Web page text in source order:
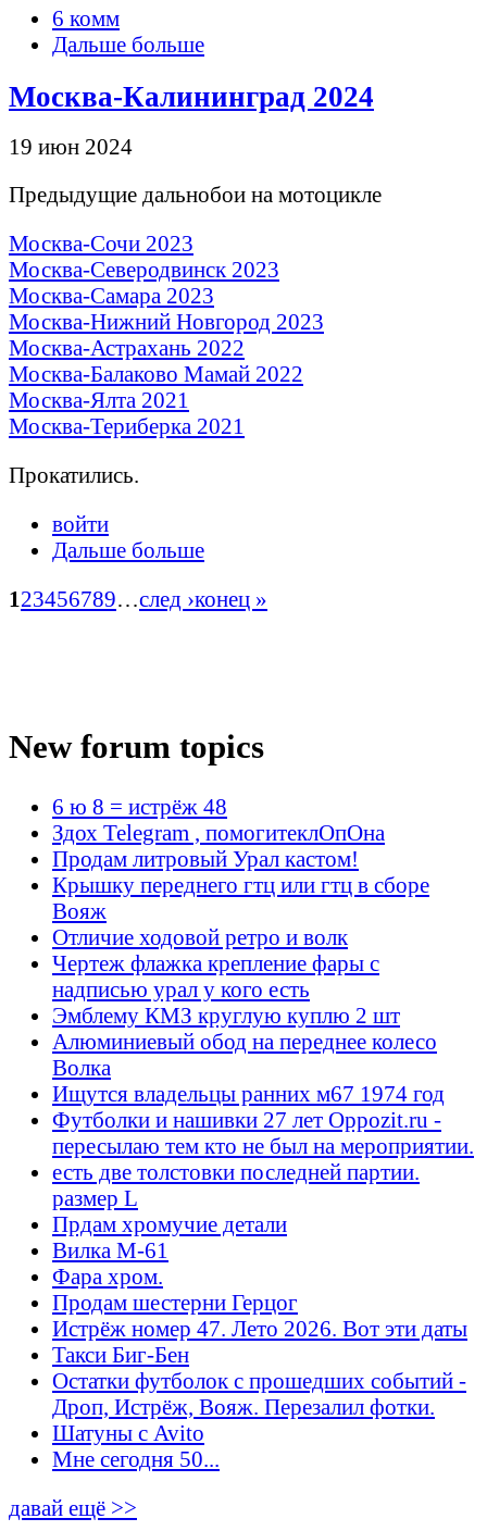
6 комм
Дальше больше
Москва-Калининград 2024
19 июн 2024
Предыдущие дальнобои на мотоцикле
Москва-Сочи 2023
Москва-Северодвинск 2023
Москва-Самара 2023
Москва-Нижний Новгород 2023
Москва-Астрахань 2022
Москва-Балаково Мамай 2022
Москва-Ялта 2021
Москва-Териберка 2021
Прокатились.
войти
Дальше больше
123456789…след ›конец »
New forum topics
6 ю 8 = истрёж 48
Здох Telegram , помогитеклОпОна
Продам литровый Урал кастом!
Крышку переднего гтц или гтц в сборе
Вояж
Отличие ходовой ретро и волк
Чертеж флажка крепление фары с
надписью урал у кого есть
Эмблему КМЗ круглую куплю 2 шт
Алюминиевый обод на переднее колесо
Волка
Ищутся владельцы ранних м67 1974 год
Футболки и нашивки 27 лет Oppozit.ru -
пересылаю тем кто не был на мероприятии.
есть две толстовки последней партии.
размер L
Прдам хромучие детали
Вилка М-61
Фара хром.
Продам шестерни Герцог
Истрёж номер 47. Лето 2026. Вот эти даты
Такси Биг-Бен
Остатки футболок с прошедших событий -
Дроп, Истрёж, Вояж. Перезалил фотки.
Шатуны с Avito
Мне сегодня 50...
давай ещё >>